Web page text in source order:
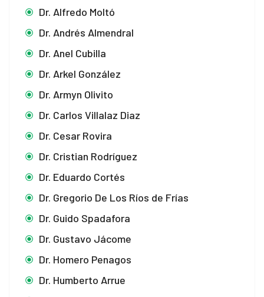
Dr. Alfredo Moltó
Dr. Andrés Almendral
Dr. Anel Cubilla
Dr. Arkel González
Dr. Armyn Olivito
Dr. Carlos Villalaz Diaz
Dr. Cesar Rovira
Dr. Cristian Rodríguez
Dr. Eduardo Cortés
Dr. Gregorio De Los Ríos de Frías
Dr. Guido Spadafora
Dr. Gustavo Jácome
Dr. Homero Penagos
Dr. Humberto Arrue